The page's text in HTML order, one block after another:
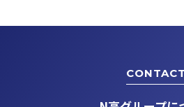
CONTACT